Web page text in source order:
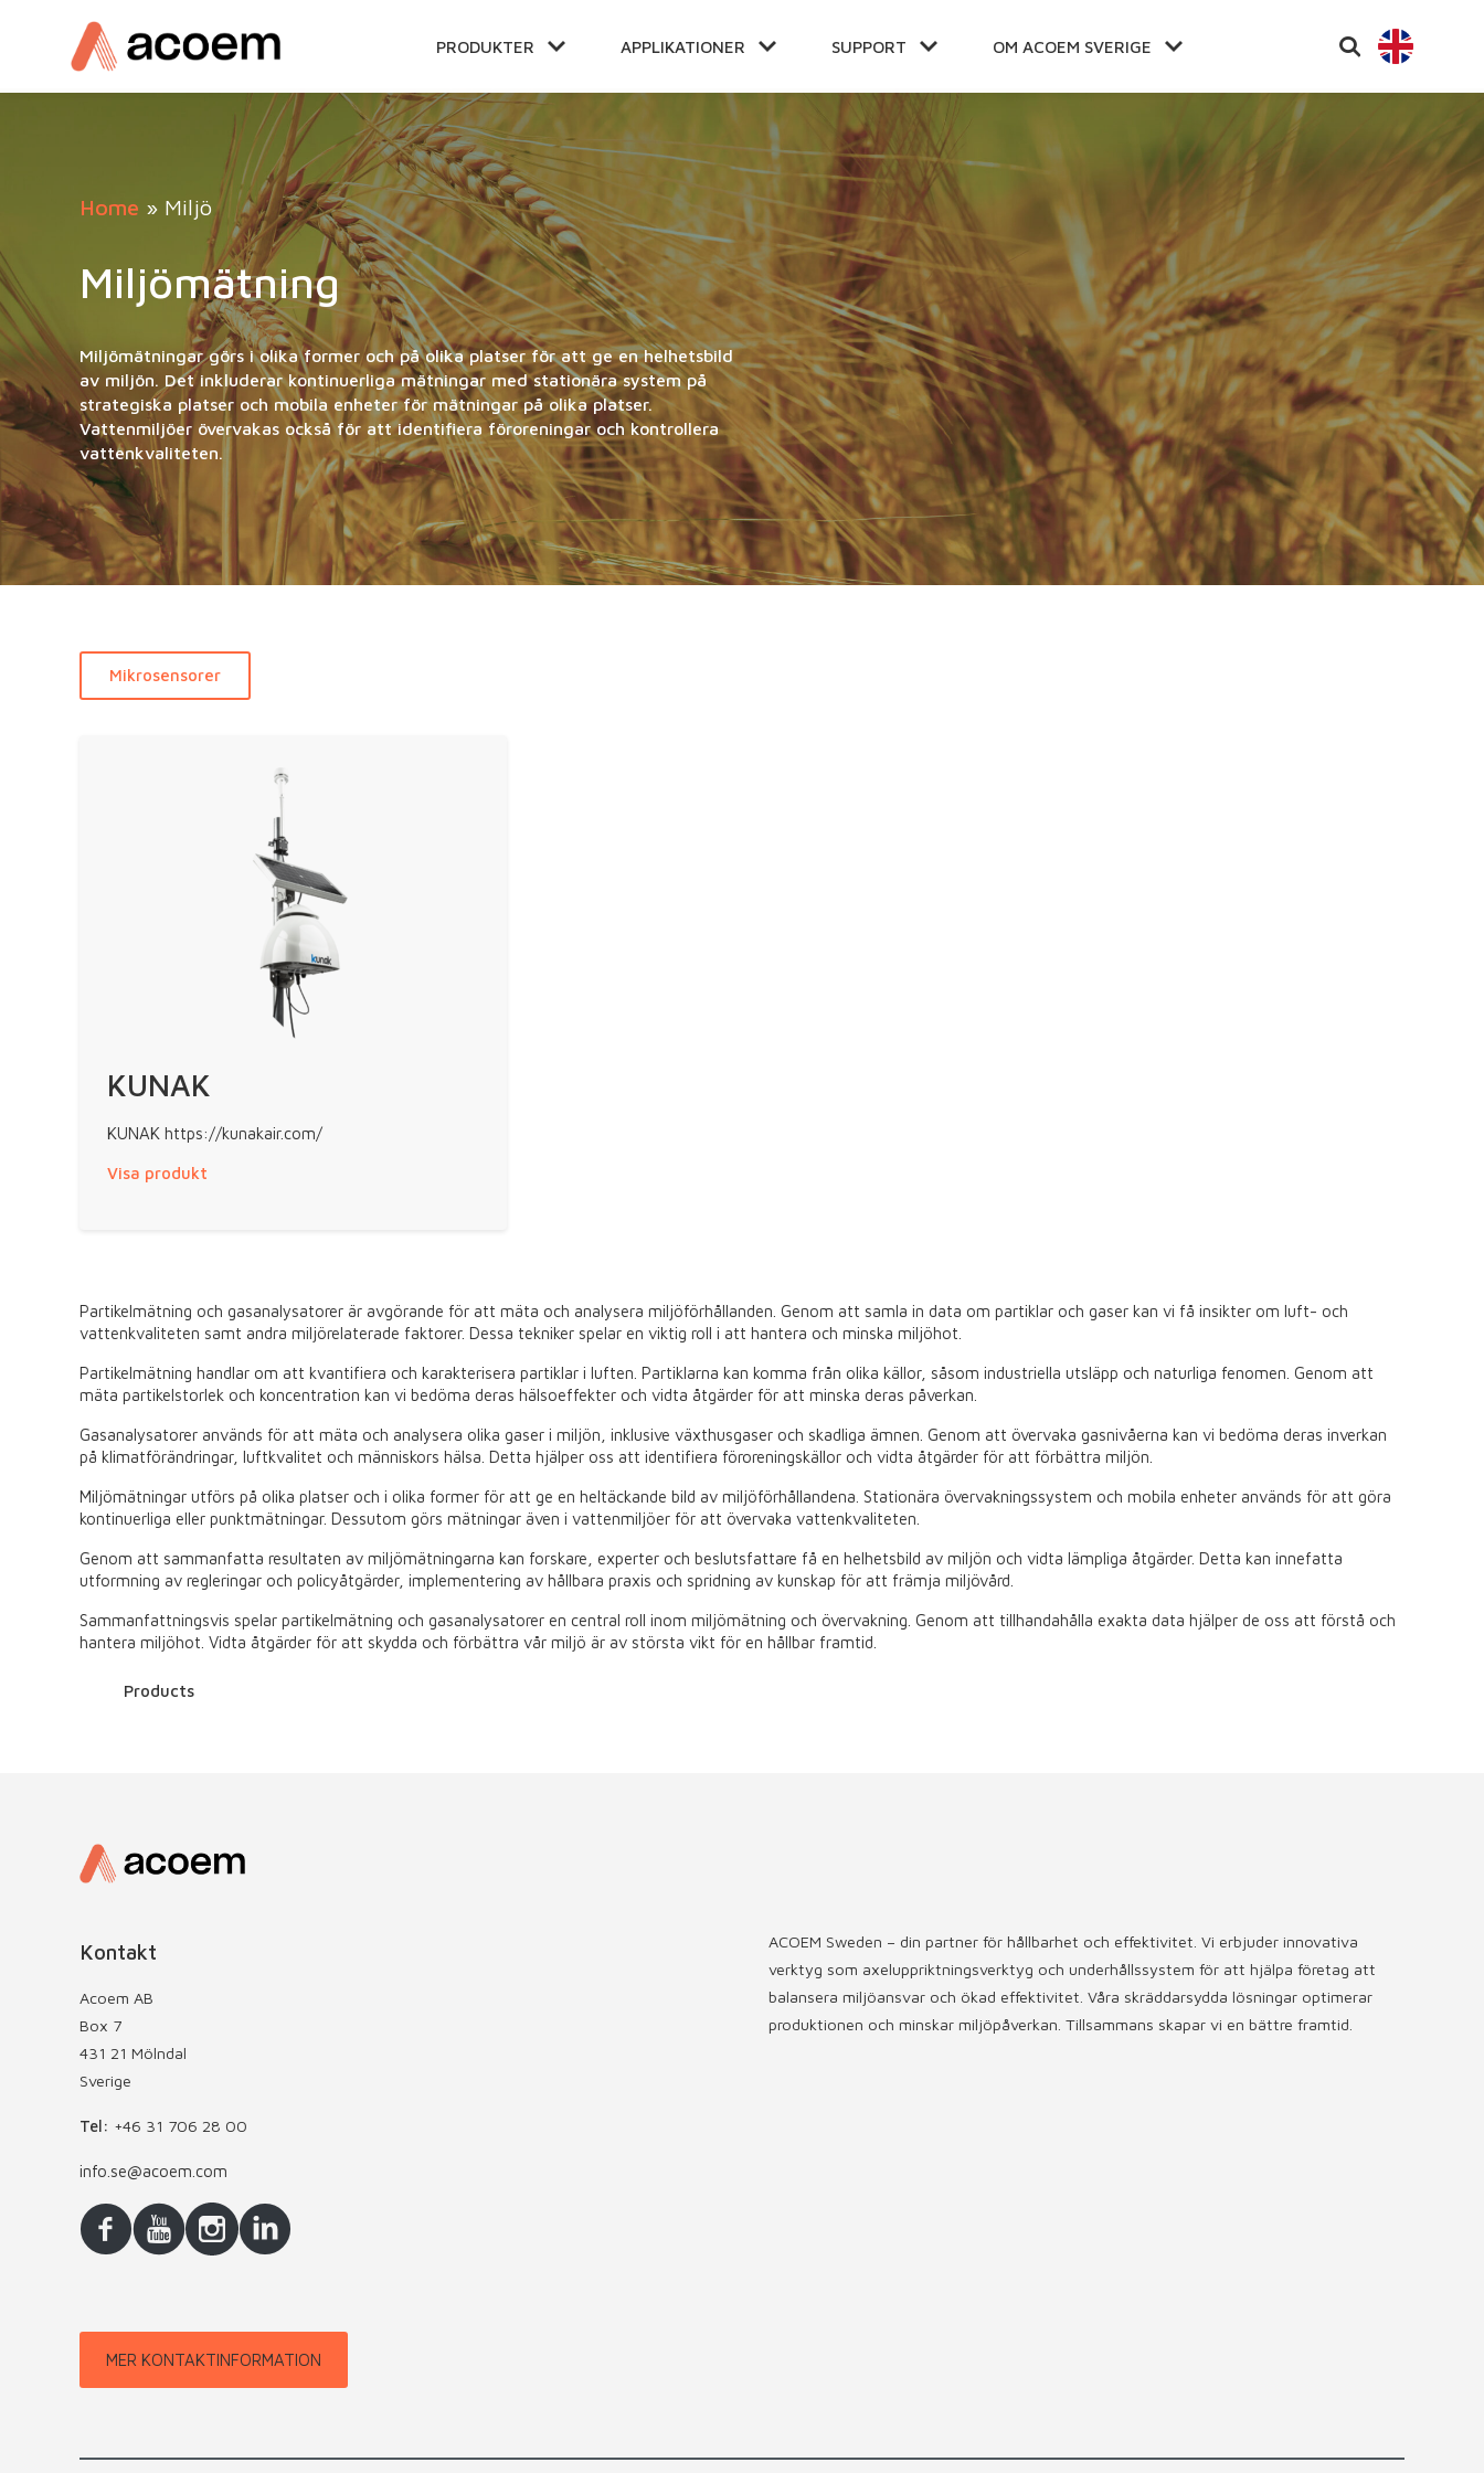
GÅ
TILL
INNEHÅLL
PRODUKTER APPLIKATIONER SUPPORT OM ACOEM SVERIGE
Home » Miljö
Miljömätning
Miljömätningar görs i olika former och på olika platser för att ge en helhetsbild
av miljön. Det inkluderar kontinuerliga mätningar med stationära system på
strategiska platser och mobila enheter för mätningar på olika platser.
Vattenmiljöer övervakas också för att identifiera föroreningar och kontrollera
vattenkvaliteten.
Mikrosensorer
KUNAK
KUNAK https://kunakair.com/
Visa produkt
Partikelmätning och gasanalysatorer är avgörande för att mäta och analysera miljöförhållanden. Genom att samla in data om partiklar och gaser kan vi få insikter om luft- och
vattenkvaliteten samt andra miljörelaterade faktorer. Dessa tekniker spelar en viktig roll i att hantera och minska miljöhot.
Partikelmätning handlar om att kvantifiera och karakterisera partiklar i luften. Partiklarna kan komma från olika källor, såsom industriella utsläpp och naturliga fenomen. Genom att
mäta partikelstorlek och koncentration kan vi bedöma deras hälsoeffekter och vidta åtgärder för att minska deras påverkan.
Gasanalysatorer används för att mäta och analysera olika gaser i miljön, inklusive växthusgaser och skadliga ämnen. Genom att övervaka gasnivåerna kan vi bedöma deras inverkan
på klimatförändringar, luftkvalitet och människors hälsa. Detta hjälper oss att identifiera föroreningskällor och vidta åtgärder för att förbättra miljön.
Miljömätningar utförs på olika platser och i olika former för att ge en heltäckande bild av miljöförhållandena. Stationära övervakningssystem och mobila enheter används för att göra
kontinuerliga eller punktmätningar. Dessutom görs mätningar även i vattenmiljöer för att övervaka vattenkvaliteten.
Genom att sammanfatta resultaten av miljömätningarna kan forskare, experter och beslutsfattare få en helhetsbild av miljön och vidta lämpliga åtgärder. Detta kan innefatta
utformning av regleringar och policyåtgärder, implementering av hållbara praxis och spridning av kunskap för att främja miljövård.
Sammanfattningsvis spelar partikelmätning och gasanalysatorer en central roll inom miljömätning och övervakning. Genom att tillhandahålla exakta data hjälper de oss att förstå och
hantera miljöhot. Vidta åtgärder för att skydda och förbättra vår miljö är av största vikt för en hållbar framtid.
Products
Kontakt
Acoem AB
Box 7
431 21 Mölndal
Sverige
Tel: +46 31 706 28 00
info.se@acoem.com
MER KONTAKTINFORMATION
ACOEM Sweden – din partner för hållbarhet och effektivitet. Vi erbjuder innovativa
verktyg som axeluppriktningsverktyg och underhållssystem för att hjälpa företag att
balansera miljöansvar och ökad effektivitet. Våra skräddarsydda lösningar optimerar
produktionen och minskar miljöpåverkan. Tillsammans skapar vi en bättre framtid.